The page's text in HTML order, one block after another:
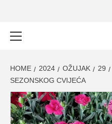
HOME 2024 OŽUJAK 29
SEZONSKOG CVIJEĆA